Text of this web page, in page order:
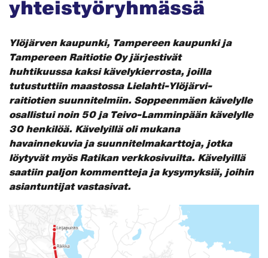
yhteistyöryhmässä
Ylöjärven kaupunki, Tampereen kaupunki ja
Tampereen Raitiotie Oy järjestivät
huhtikuussa kaksi kävelykierrosta, joilla
tutustuttiin maastossa Lielahti-Ylöjärvi-
raitiotien suunnitelmiin. Soppeenmäen kävelylle
osallistui noin 50 ja Teivo-Lamminpään kävelylle
30 henkilöä. Kävelyillä oli mukana
havainnekuvia ja suunnitelmakarttoja, jotka
löytyvät myös Ratikan verkkosivuilta. Kävelyillä
saatiin paljon kommentteja ja kysymyksiä, joihin
asiantuntijat vastasivat.